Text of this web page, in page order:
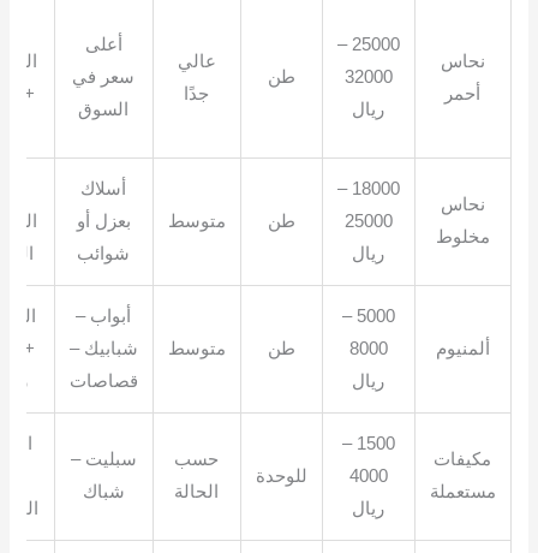
نحاس
أحمر
25000 –
32000
ريال
طن
عالي
جدًا
أعلى
سعر في
السوق
+
نحاس
مخلوط
18000 –
25000
ريال
طن متوسط
أسلاك
بعزل أو
شوائب
ألمنيوم
5000 –
8000
ريال
طن متوسط
أبواب –
شبابيك –
قصاصات
+
مكيفات
مستعملة
1500 –
4000
ريال
للوحدة
حسب
الحالة
سبليت –
شباك